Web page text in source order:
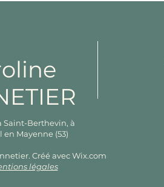
Saint-Berthevin, à
en Mayenne (53)
Créé avecWix.com
légales